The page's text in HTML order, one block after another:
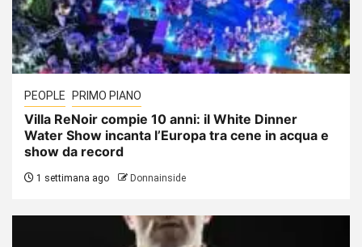
PEOPLE PRIMO PIANO
Villa ReNoir compie 10 anni: il White Dinner
Water Show incanta l’Europa tra cene in acqua e
show da record
1 settimana ago Donnainside